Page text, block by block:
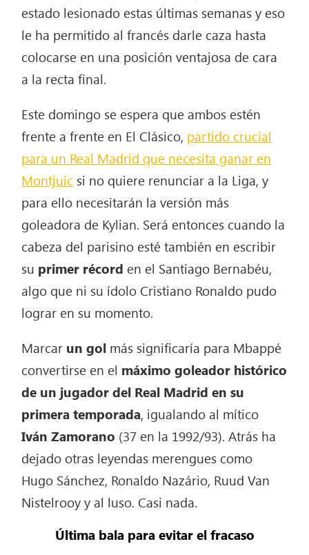
estado lesionado estas últimas semanas y eso
le ha permitido al francés darle caza hasta
colocarse en una posición ventajosa de cara
a la recta final.
Este domingo se espera que ambos estén
frente a frente en El Clásico, partido crucial
para un Real Madrid que necesita ganar en
Montjuic si no quiere renunciar a la Liga, y
para ello necesitarán la versión más
goleadora de Kylian. Será entonces cuando la
cabeza del parisino esté también en escribir
su primer récord en el Santiago Bernabéu,
algo que ni su ídolo Cristiano Ronaldo pudo
lograr en su momento.
Marcar un gol más significaría para Mbappé
convertirse en el máximo goleador histórico
de un jugador del Real Madrid en su
primera temporada, igualando al mítico
Iván Zamorano (37 en la 1992/93). Atrás ha
dejado otras leyendas merengues como
Hugo Sánchez, Ronaldo Nazário, Ruud Van
Nistelrooy y al luso. Casi nada.
Última bala para evitar el fracaso